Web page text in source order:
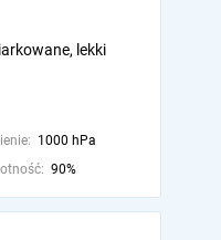
lekki
1000 hPa
90%